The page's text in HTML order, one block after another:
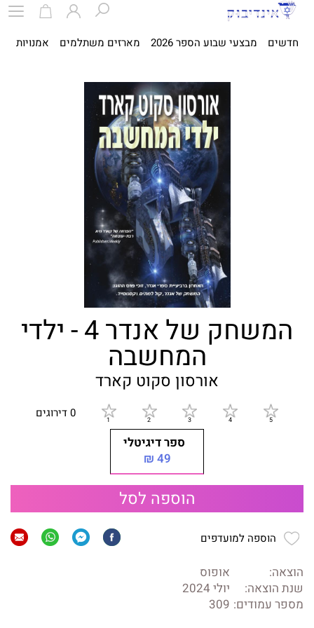
חדשים מבצעי שבוע הספר 2026 מארזים משתלמים אמנויות
המשחק של אנדר 4 - ילדי
המחשבה
אורסון סקוט קארד
0 דירוגים
ספר דיגיטלי
49 ₪
הוספה לסל
הוספה למועדפים
הוצאה:
אופוס
שנת הוצאה:
יולי 2024
מספר עמודים: 309